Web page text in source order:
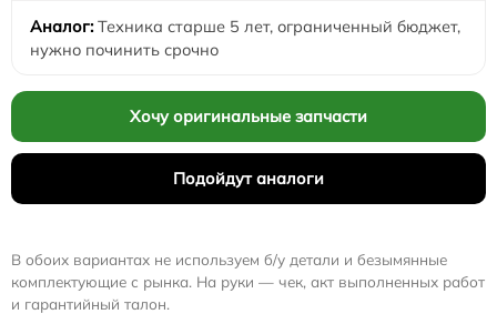
Техника старше 5 лет, ограниченный бюджет,
нужно починить срочно
Хочу оригинальные запчасти
Подойдут аналоги
В обоих вариантах не используем б/у детали и безымянные
комплектующие с рынка. На руки — чек, акт выполненных работ
и гарантийный талон.